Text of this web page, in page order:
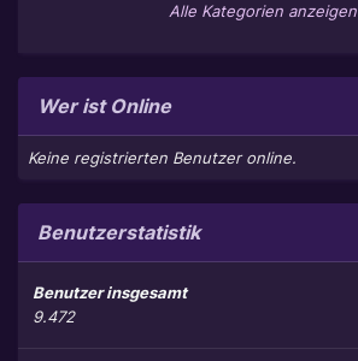
Alle Kategorien anzeigen
Wer ist Online
Keine registrierten Benutzer online.
Benutzerstatistik
Benutzer insgesamt
9.472